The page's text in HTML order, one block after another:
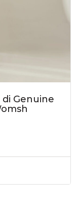
Genuine